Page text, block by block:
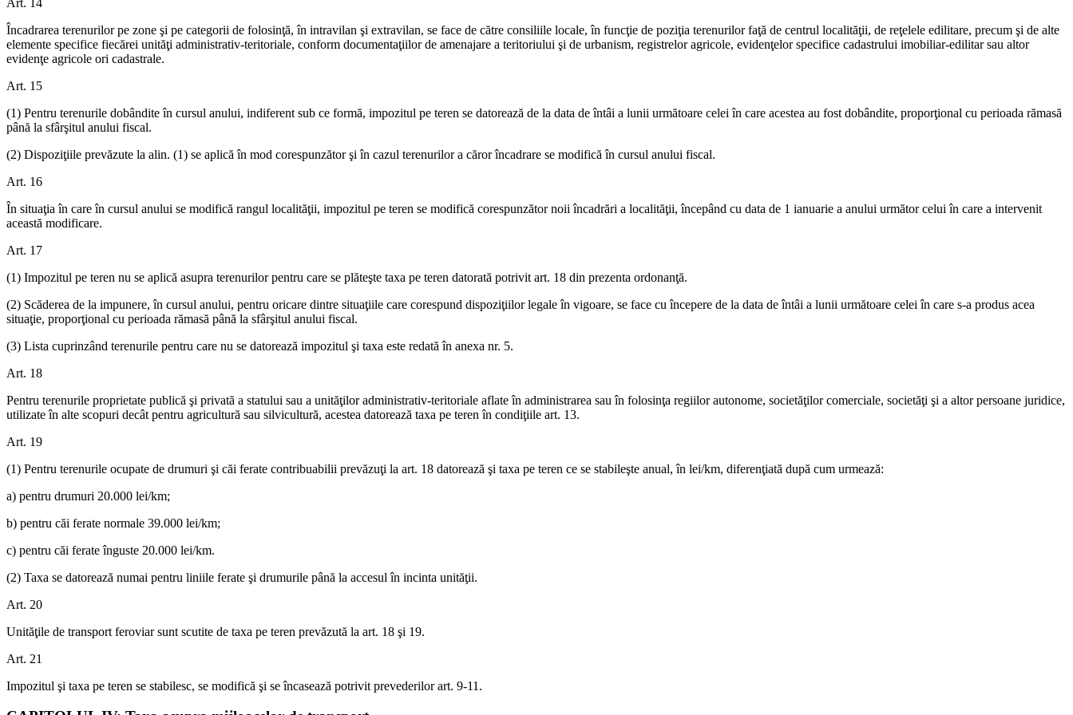
Încadrarea terenurilor pe zone şi pe categorii de folosinţă, în intravilan şi extravilan, se face de către consiliile locale, în funcţie de poziţia terenurilor faţă de centrul localităţii, de reţelele edilitare, precum şi de alte
elemente specifice fiecărei unităţi administrativ-teritoriale, conform documentaţiilor de amenajare a teritoriului şi de urbanism, registrelor agricole, evidenţelor specifice cadastrului imobiliar-edilitar sau altor
evidenţe agricole ori cadastrale.
Art. 15
(1) Pentru terenurile dobândite în cursul anului, indiferent sub ce formă, impozitul pe teren se datorează de la data de întâi a lunii următoare celei în care acestea au fost dobândite, proporţional cu perioada rămasă
până la sfârşitul anului fiscal.
(2) Dispoziţiile prevăzute la alin. (1) se aplică în mod corespunzător şi în cazul terenurilor a căror încadrare se modifică în cursul anului fiscal.
Art. 16
În situaţia în care în cursul anului se modifică rangul localităţii, impozitul pe teren se modifică corespunzător noii încadrări a localităţii, începând cu data de 1 ianuarie a anului următor celui în care a intervenit
această modificare.
Art. 17
(1) Impozitul pe teren nu se aplică asupra terenurilor pentru care se plăteşte taxa pe teren datorată potrivit art. 18 din prezenta ordonanţă.
(2) Scăderea de la impunere, în cursul anului, pentru oricare dintre situaţiile care corespund dispoziţiilor legale în vigoare, se face cu începere de la data de întâi a lunii următoare celei în care s-a produs acea
situaţie, proporţional cu perioada rămasă până la sfârşitul anului fiscal.
(3) Lista cuprinzând terenurile pentru care nu se datorează impozitul şi taxa este redată în anexa nr. 5.
Art. 18
Pentru terenurile proprietate publică şi privată a statului sau a unităţilor administrativ-teritoriale aflate în administrarea sau în folosinţa regiilor autonome, societăţilor comerciale, societăţi şi a altor persoane juridice,
utilizate în alte scopuri decât pentru agricultură sau silvicultură, acestea datorează taxa pe teren în condiţiile art. 13.
Art. 19
(1) Pentru terenurile ocupate de drumuri şi căi ferate contribuabilii prevăzuţi la art. 18 datorează şi taxa pe teren ce se stabileşte anual, în lei/km, diferenţiată după cum urmează:
a) pentru drumuri 20.000 lei/km;
b) pentru căi ferate normale 39.000 lei/km;
c) pentru căi ferate înguste 20.000 lei/km.
(2) Taxa se datorează numai pentru liniile ferate şi drumurile până la accesul în incinta unităţii.
Art. 20
Unităţile de transport feroviar sunt scutite de taxa pe teren prevăzută la art. 18 şi 19.
Art. 21
Impozitul şi taxa pe teren se stabilesc, se modifică şi se încasează potrivit prevederilor art. 9-11.